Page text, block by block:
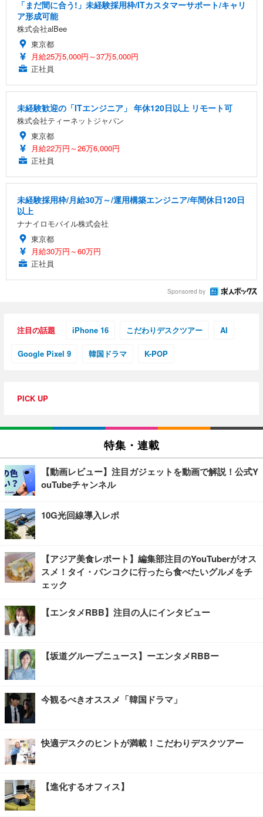
「まだ間に合う!」未経験採用枠/ITカスタマーサポート/キャリ
ア形成可能
株式会社alBee
東京都
月給25万5,000円～37万5,000円
正社員
未経験歓迎の「ITエンジニア」 年休120日以上 リモート可
株式会社ティーネットジャパン
東京都
月給22万円～26万6,000円
正社員
未経験採用枠/月給30万～/運用構築エンジニア/年間休日120日
以上
ナナイロモバイル株式会社
東京都
月給30万円～60万円
正社員
Sponsored by
注目の話題 iPhone 16 こだわりデスクツアー AI
Google Pixel 9 韓国ドラマ K-POP
PICK UP
特集・連載
【動画レビュー】注目ガジェットを動画で解説！公式Y
ouTubeチャンネル
10G光回線導入レポ
【アジア美食レポート】編集部注目のYouTuberがオス
スメ！タイ・バンコクに行ったら食べたいグルメをチ
ェック
【エンタメRBB】注目の人にインタビュー
【坂道グループニュース】ーエンタメRBBー
今観るべきオススメ「韓国ドラマ」
快適デスクのヒントが満載！こだわりデスクツアー
【進化するオフィス】